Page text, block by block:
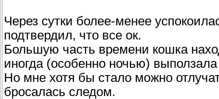
Через сутки более-менее
подтвердил, что все ок.
Большую часть времени кошка
иногда (особенно ночью)
Но мне хотя бы стало можно
бросалась следом.